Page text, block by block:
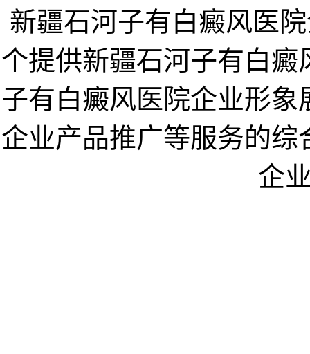
新疆石河子有白癜风医
个提供新疆石河子有白
子有白癜风医院企业形
企业产品推广等服务的
企